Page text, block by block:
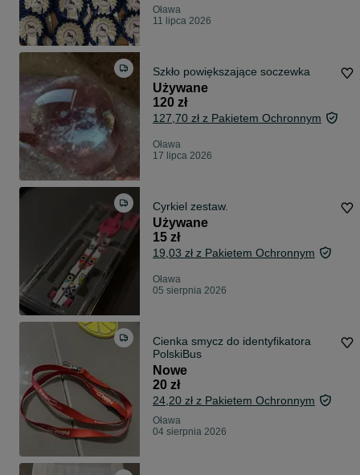
Oława
11 lipca 2026
Szkło powiększające soczewka
Używane
120 zł
127,70 zł z Pakietem Ochronnym
Oława
17 lipca 2026
Cyrkiel zestaw.
Używane
15 zł
19,03 zł z Pakietem Ochronnym
Oława
05 sierpnia 2026
Cienka smycz do identyfikatora
PolskiBus
Nowe
20 zł
24,20 zł z Pakietem Ochronnym
Oława
04 sierpnia 2026